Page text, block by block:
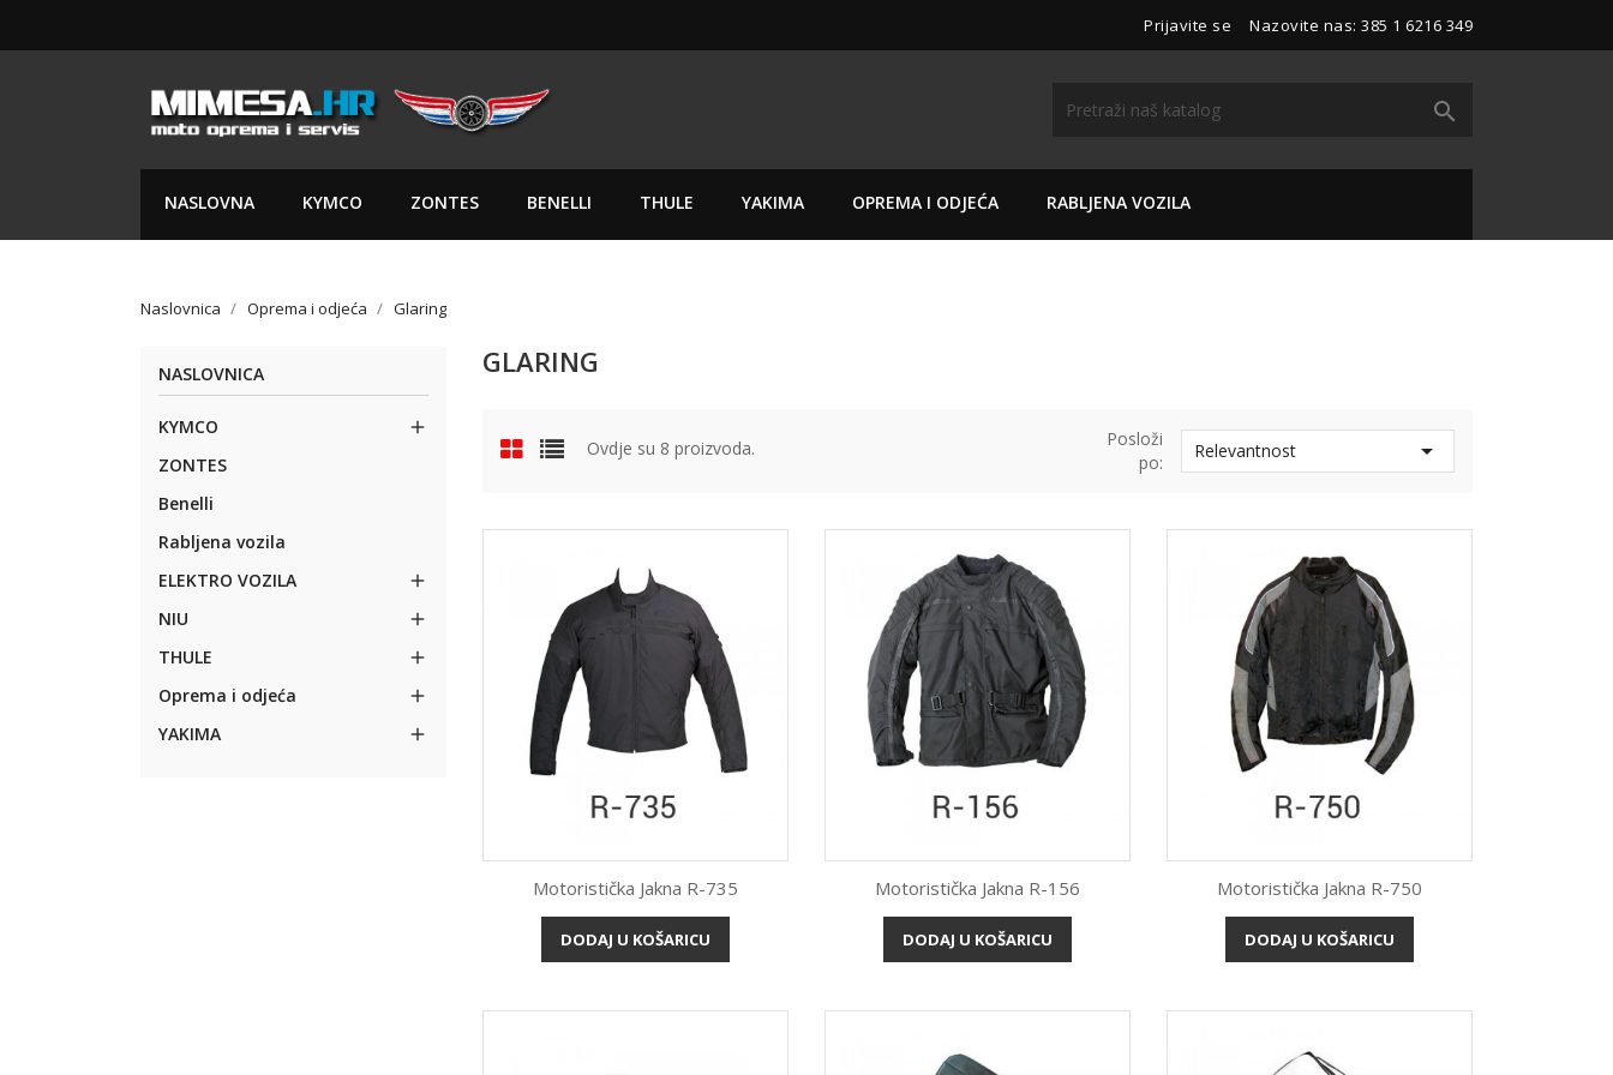
Prijavite se Nazovite nas: 385 1 6216 349

NASLOVNA KYMCO ZONTES BENELLI THULE YAKIMA OPREMA I ODJEĆA RABLJENA VOZILA
Naslovnica Oprema i odjeća Glaring
NASLOVNICA
KYMCO 
ZONTES
Benelli
Rabljena vozila
ELEKTRO VOZILA

NIU 
THULE 
Oprema i odjeća 
YAKIMA 
GLARING
Ovdje su 8 proizvoda.
Posloži
po:
Relevantnost 
Brzi pregled
Motoristička Jakna R-735
DODAJ U KOŠARICU Brzi pregled
Motoristička Jakna R-156
DODAJ U KOŠARICU Brzi pregled
Motoristička Jakna R-750
DODAJ U KOŠARICU